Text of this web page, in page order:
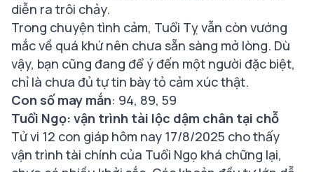
diễn ra trôi chảy.
Trong chuyện tình cảm, Tuổi Tỵ vẫn còn vướng
mắc về quá khứ nên chưa sẵn sàng mở lòng. Dù
vậy, bạn cũng đang để ý đến một người đặc biệt,
chỉ là chưa đủ tự tin bày tỏ cảm xúc thật.
Con số may mắn: 94, 89, 59
Tuổi Ngọ: vận trình tài lộc dậm chân tại chỗ
Tử vi 12 con giáp hôm nay 17/8/2025 cho thấy
vận trình tài chính của Tuổi Ngọ khá chững lại,